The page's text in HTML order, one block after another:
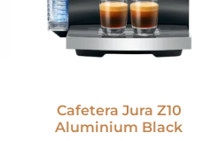
Cafetera Jura Z10
Aluminium Black